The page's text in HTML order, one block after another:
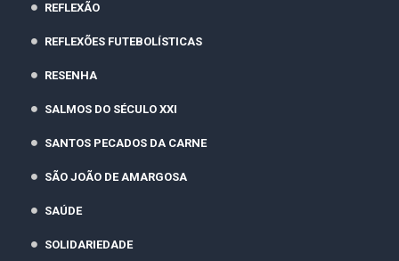
REFLEXÃO
REFLEXÕES FUTEBOLÍSTICAS
RESENHA
SALMOS DO SÉCULO XXI
SANTOS PECADOS DA CARNE
SÃO JOÃO DE AMARGOSA
SAÚDE
SOLIDARIEDADE